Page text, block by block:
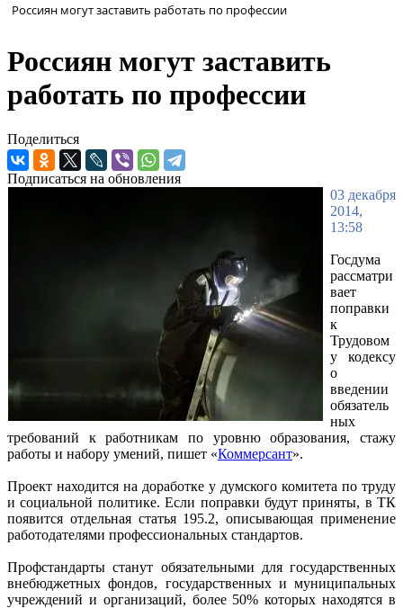
Россиян могут заставить работать по профессии
Россиян могут заставить
работать по профессии
Поделиться
Подписаться на обновления
03 декабря
2014,
13:58
Госдума
рассматри
вает
поправки
к
Трудовом
у кодексу
о
введении
обязатель
ных
требований к работникам по уровню образования, стажу
работы и набору умений, пишет «Коммерсант».
Проект находится на доработке у думского комитета по труду
и социальной политике. Если поправки будут приняты, в ТК
появится отдельная статья 195.2, описывающая применение
работодателями профессиональных стандартов.
Профстандарты станут обязательными для государственных
внебюджетных фондов, государственных и муниципальных
учреждений и организаций, более 50% которых находятся в